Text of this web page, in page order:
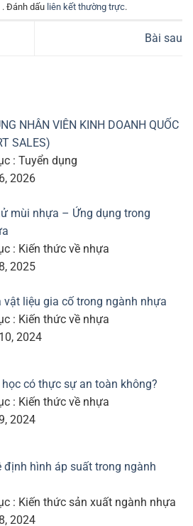
Đánh dấu liên kết thường trực.
Bài sau
NHÂN VIÊN KINH DOANH QUỐC
SALES)
: Tuyển dụng
2026
mùi nhựa – Ứng dụng trong
: Kiến thức về nhựa
2025
vật liệu gia cố trong ngành nhựa
: Kiến thức về nhựa
2024
có thực sự an toàn không?
: Kiến thức về nhựa
2024
định hình áp suất trong ngành
: Kiến thức sản xuất ngành nhựa
2024